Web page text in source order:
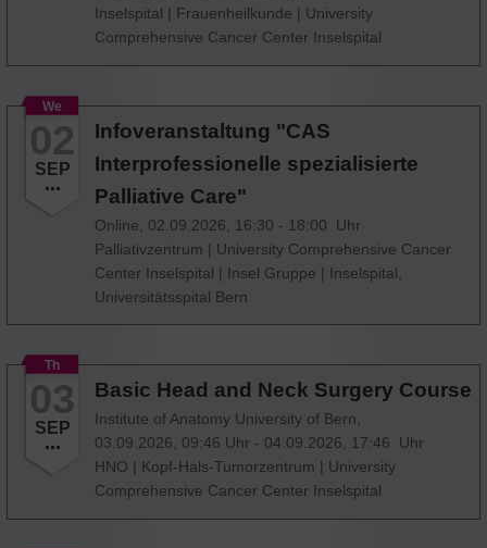
Inselspital | Frauenheilkunde | University
Comprehensive Cancer Center Inselspital
We
02
SEP
Infoveranstaltung "CAS
Interprofessionelle spezialisierte
Palliative Care"
Online,
02.09.2026, 16:30 - 18:00 Uhr
Palliativzentrum | University Comprehensive Cancer
Center Inselspital | Insel Gruppe | Inselspital,
Universitätsspital Bern
Th
03
SEP
Basic Head and Neck Surgery Course
Institute of Anatomy University of Bern,
03.09.2026, 09:46 Uhr - 04.09.2026, 17:46 Uhr
HNO | Kopf-Hals-Tumorzentrum | University
Comprehensive Cancer Center Inselspital